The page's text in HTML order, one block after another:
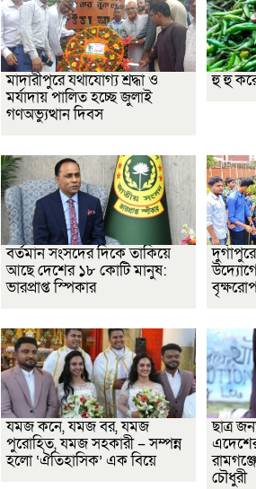
মাদারীপুরে যথাযোগ্য শ্রদ্ধা ও
মর্যাদায় পালিত হচ্ছে জুলাই
গণঅভ্যুত্থান দিবস
হু হু
বর্তমান সংসদের দিকে তাকিয়ে
আছে দেশের ১৮ কোটি মানুষ:
ভারপ্রাপ্ত স্পিকার
যমজ কনে, যমজ বর, যমজ
পুরোহিত, যমজ সহকারী – সম্পন্ন
হলো ‘ঐতিহাসিক’ এক বিয়ে
ছাত্র
চৌধুরী